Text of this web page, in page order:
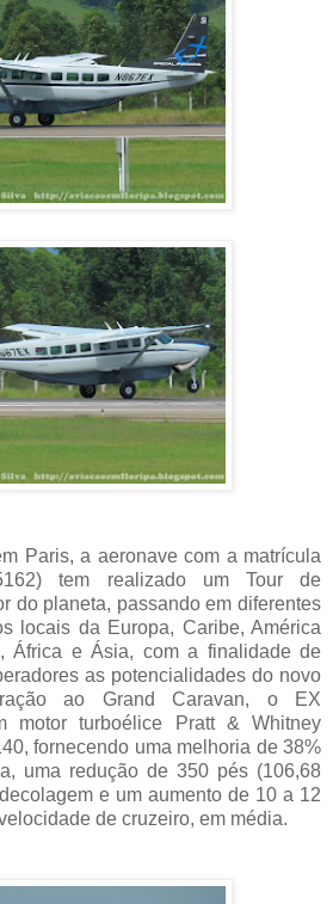
Paris, a aeronave com a matrícula
tem realizado um Tour de
do planeta, passando em diferentes
locais da Europa, Caribe, América
África e Ásia, com a finalidade de
as potencialidades do novo
ao Grand Caravan, o EX
motor turboélice Pratt & Whitney
fornecendo uma melhoria de 38%
uma redução de 350 pés (106,68
e um aumento de 10 a 12
de cruzeiro, em média.